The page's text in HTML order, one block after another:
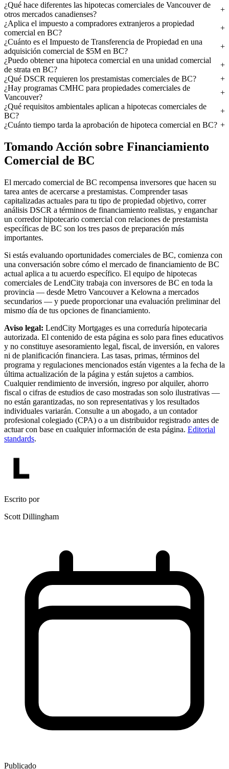
¿Qué hace diferentes las hipotecas comerciales de Vancouver de
otros mercados canadienses?
¿Aplica el impuesto a compradores extranjeros a propiedad
comercial en BC?
¿Cuánto es el Impuesto de Transferencia de Propiedad en una
adquisición comercial de $5M en BC?
¿Puedo obtener una hipoteca comercial en una unidad comercial
de strata en BC?
¿Qué DSCR requieren los prestamistas comerciales de BC?
¿Hay programas CMHC para propiedades comerciales de
Vancouver?
¿Qué requisitos ambientales aplican a hipotecas comerciales de
BC?
¿Cuánto tiempo tarda la aprobación de hipoteca comercial en BC?
Tomando Acción sobre Financiamiento
Comercial de BC
El mercado comercial de BC recompensa inversores que hacen su
tarea antes de acercarse a prestamistas. Comprender tasas
capitalizadas actuales para tu tipo de propiedad objetivo, correr
análisis DSCR a términos de financiamiento realistas, y enganchar
un corredor hipotecario comercial con relaciones de prestamista
específicas de BC son los tres pasos de preparación más
importantes.
Si estás evaluando oportunidades comerciales de BC, comienza con
una conversación sobre cómo el mercado de financiamiento de BC
actual aplica a tu acuerdo específico. El equipo de hipotecas
comerciales de LendCity trabaja con inversores de BC en toda la
provincia — desde Metro Vancouver a Kelowna a mercados
secundarios — y puede proporcionar una evaluación preliminar del
mismo día de tus opciones de financiamiento.
Aviso legal: LendCity Mortgages es una correduría hipotecaria
autorizada. El contenido de esta página es solo para fines educativos
y no constituye asesoramiento legal, fiscal, de inversión, en valores
ni de planificación financiera. Las tasas, primas, términos del
programa y regulaciones mencionados están vigentes a la fecha de la
última actualización de la página y están sujetos a cambios.
Cualquier rendimiento de inversión, ingreso por alquiler, ahorro
fiscal o cifras de estudios de caso mostradas son solo ilustrativas —
no están garantizadas, no son representativas y los resultados
individuales variarán. Consulte a un abogado, a un contador
profesional colegiado (CPA) o a un distribuidor registrado antes de
actuar con base en cualquier información de esta página. Editorial
standards.
Escrito por
Scott Dillingham
Publicado